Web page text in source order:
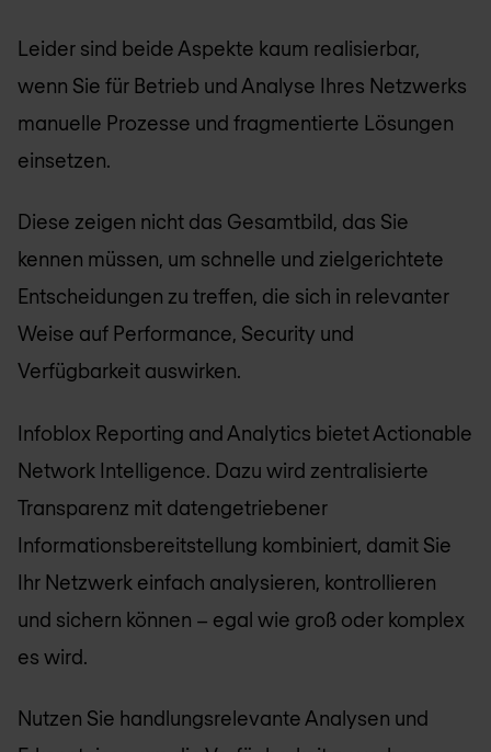
Leider sind beide Aspekte kaum realisierbar,
wenn Sie für Betrieb und Analyse Ihres Netzwerks
manuelle Prozesse und fragmentierte Lösungen
einsetzen.
Diese zeigen nicht das Gesamtbild, das Sie
kennen müssen, um schnelle und zielgerichtete
Entscheidungen zu treffen, die sich in relevanter
Weise auf Performance, Security und
Verfügbarkeit auswirken.
Infoblox Reporting and Analytics bietet Actionable
Network Intelligence. Dazu wird zentralisierte
Transparenz mit datengetriebener
Informationsbereitstellung kombiniert, damit Sie
Ihr Netzwerk einfach analysieren, kontrollieren
und sichern können – egal wie groß oder komplex
es wird.
Nutzen Sie handlungsrelevante Analysen und